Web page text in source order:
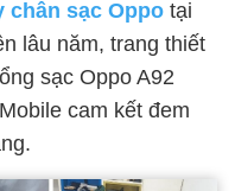
chân sạc Oppo tại
lâu năm, trang thiết
sạc Oppo A92
cam kết đem